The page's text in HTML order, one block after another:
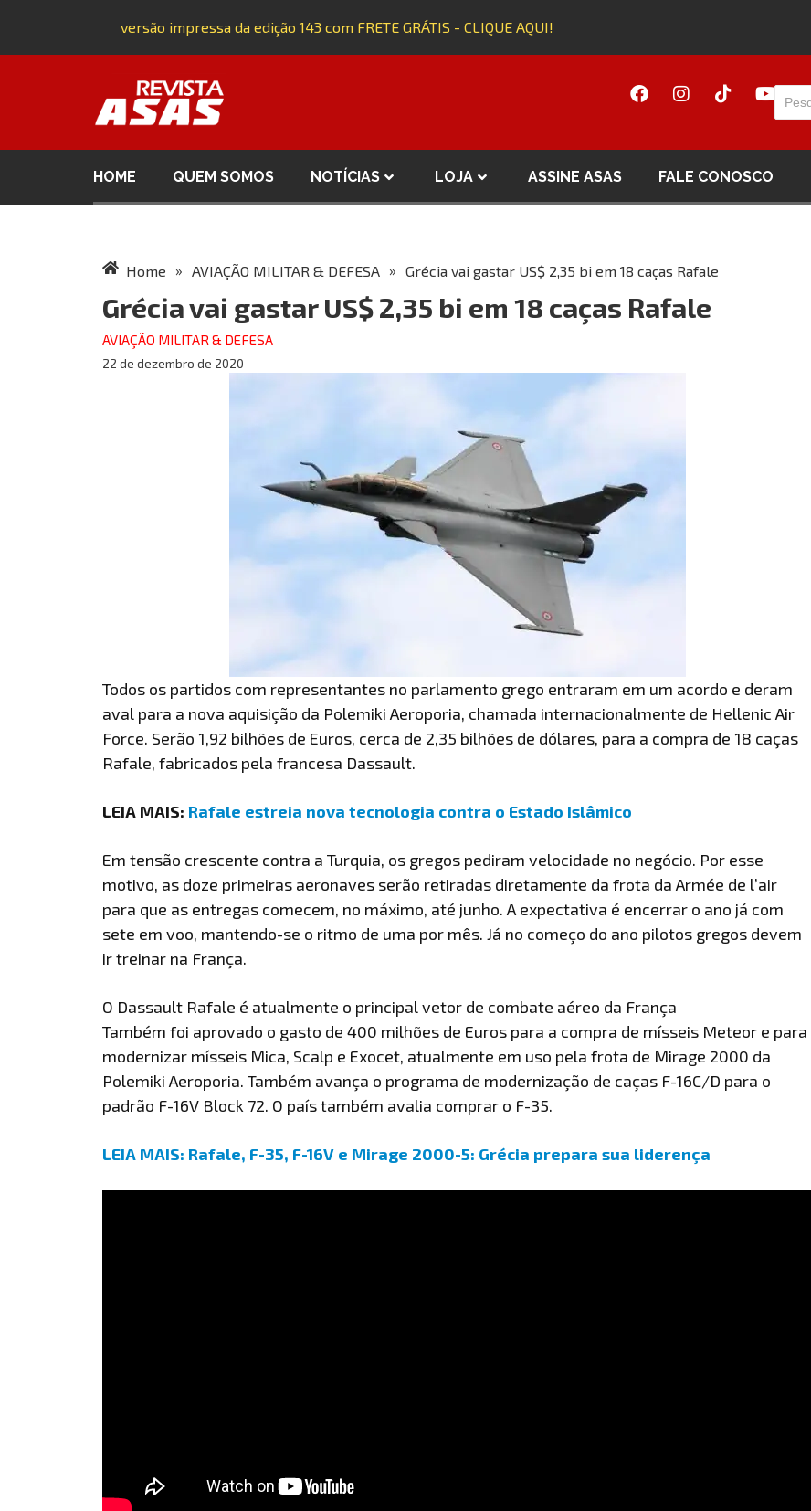
Adquira a versão impressa da edição 143 com FRETE GRÁTIS - CLIQUE AQUI!
HOME QUEM SOMOS NOTÍCIAS LOJA ASSINE ASAS FALE CONOSCO
Home » AVIAÇÃO MILITAR & DEFESA » Grécia vai gastar US$ 2,35 bi em 18 caças Rafale
Grécia vai gastar US$ 2,35 bi em 18 caças Rafale
AVIAÇÃO MILITAR & DEFESA
22 de dezembro de 2020
Todos os partidos com representantes no parlamento grego entraram em um acordo e deram
aval para a nova aquisição da Polemiki Aeroporia, chamada internacionalmente de Hellenic Air
Force. Serão 1,92 bilhões de Euros, cerca de 2,35 bilhões de dólares, para a compra de 18 caças
Rafale, fabricados pela francesa Dassault.
LEIA MAIS: Rafale estreia nova tecnologia contra o Estado Islâmico
Em tensão crescente contra a Turquia, os gregos pediram velocidade no negócio. Por esse
motivo, as doze primeiras aeronaves serão retiradas diretamente da frota da Armée de l’air
para que as entregas comecem, no máximo, até junho. A expectativa é encerrar o ano já com
sete em voo, mantendo-se o ritmo de uma por mês. Já no começo do ano pilotos gregos devem
ir treinar na França.
O Dassault Rafale é atualmente o principal vetor de combate aéreo da França
Também foi aprovado o gasto de 400 milhões de Euros para a compra de mísseis Meteor e para
modernizar mísseis Mica, Scalp e Exocet, atualmente em uso pela frota de Mirage 2000 da
Polemiki Aeroporia. Também avança o programa de modernização de caças F-16C/D para o
padrão F-16V Block 72. O país também avalia comprar o F-35.
LEIA MAIS: Rafale, F-35, F-16V e Mirage 2000-5: Grécia prepara sua liderença